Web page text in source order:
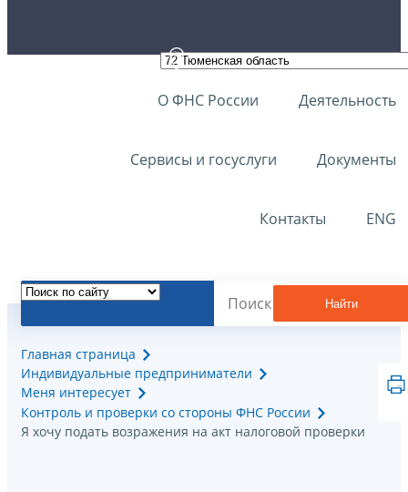
О ФНС России Деятельность
Сервисы и госуслуги Документы
Контакты ENG
Найти
Главная страница
Индивидуальные предприниматели
Меня интересует
Контроль и проверки со стороны ФНС России
Я хочу подать возражения на акт налоговой проверки